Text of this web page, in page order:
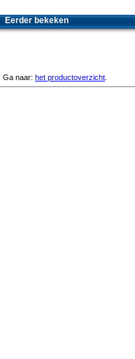
Eerder bekeken
Ga naar: het productoverzicht